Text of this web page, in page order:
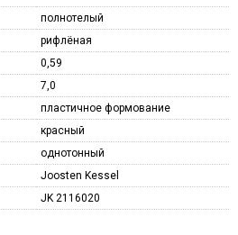
полнотелый
рифлёная
0,59
7,0
пластичное формование
красный
однотонный
Joosten Kessel
JK 2116020